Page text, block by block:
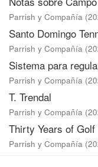
Parrish y Compañía (
Santo Domingo
Parrish y Compañía (
Sistema para
Parrish y Compañía (
T. Trendal
Parrish y Compañía (
Thirty Years of
Parrish y Compañía (